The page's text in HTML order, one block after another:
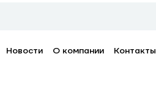
Новости О компании Контакты